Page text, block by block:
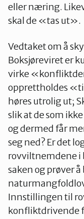
eller næring.
skal de «tas ut».
Vedtaket om å
Boksjøreviret er
virke
opprettholdes
høres utrolig ut;
slik at de som
og dermed får
seg ned? Er det
rovviltnemdene i
saken og prøver
Innstillingen til
konfliktdrivende